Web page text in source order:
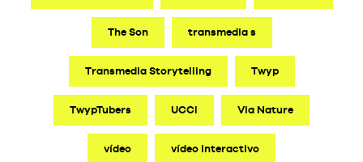
The Son transmedia s
Transmedia Storytelling Twyp
TwypTubers UCCI Via Nature
vídeo vídeo interactivo